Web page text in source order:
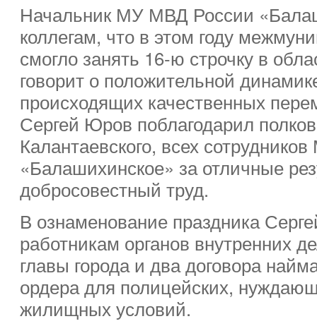
Начальник МУ МВД России
коллегам, что в этом году
смогло занять 16-ю строчку в
говорит о положительной
происходящих качественных
Сергей Юров поблагодарил
Калантаевского, всех
«Балашихинское» за отличные
добросовестный труд.
В ознаменование праздника
работникам органов внутренних
главы города и два договора
ордера для полицейских,
жилищных условий.